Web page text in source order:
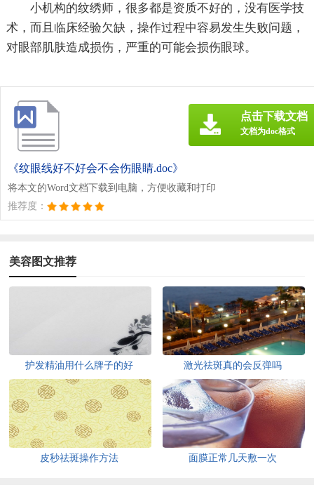
小机构的纹绣师，很多都是资质不好的，没有医学技
术，而且临床经验欠缺，操作过程中容易发生失败问题，
对眼部肌肤造成损伤，严重的可能会损伤眼球。
《纹眼线好不好会不会伤眼睛.doc》
将本文的Word文档下载到电脑，方便收藏和打印
推荐度：
点击下载文档
文档为doc格式
美容图文推荐
护发精油用什么牌子的好 激光祛斑真的会反弹吗
皮秒祛斑操作方法 面膜正常几天敷一次